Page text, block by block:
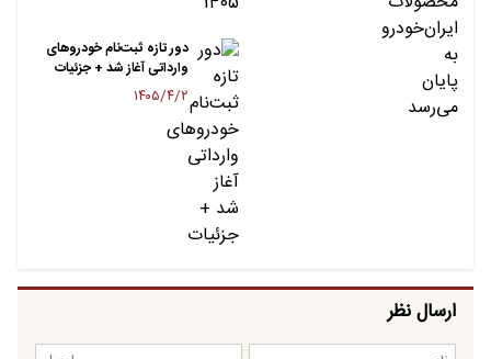
دور تازه ثبت‌نام خودروهای
وارداتی آغاز شد + جزئیات​
۱۴۰۵/۴/۲
ارسال نظر